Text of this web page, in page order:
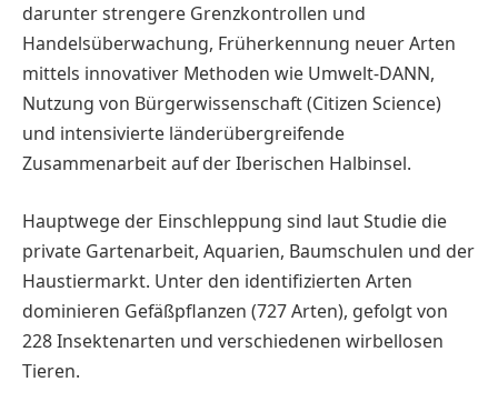
darunter strengere Grenzkontrollen und
Handelsüberwachung, Früherkennung neuer Arten
mittels innovativer Methoden wie Umwelt-DANN,
Nutzung von Bürgerwissenschaft (Citizen Science)
und intensivierte länderübergreifende
Zusammenarbeit auf der Iberischen Halbinsel.
Hauptwege der Einschleppung sind laut Studie die
private Gartenarbeit, Aquarien, Baumschulen und der
Haustiermarkt. Unter den identifizierten Arten
dominieren Gefäßpflanzen (727 Arten), gefolgt von
228 Insektenarten und verschiedenen wirbellosen
Tieren.